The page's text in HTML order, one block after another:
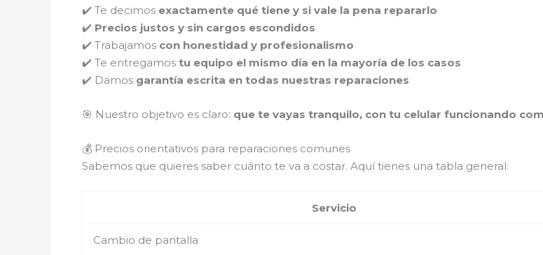
✔️ Te decimos exactamente qué tiene y si vale la pena repararlo
✔️ Precios justos y sin cargos escondidos
✔️ Trabajamos con honestidad y profesionalismo
✔️ Te entregamos tu equipo el mismo día en la mayoría de los casos
✔️ Damos garantía escrita en todas nuestras reparaciones
🎯 Nuestro objetivo es claro: que te vayas tranquilo, con tu celular funcionando
💰 Precios orientativos para reparaciones comunes
Sabemos que quieres saber cuánto te va a costar. Aquí tienes una tabla general:
Servicio
Cambio de pantalla